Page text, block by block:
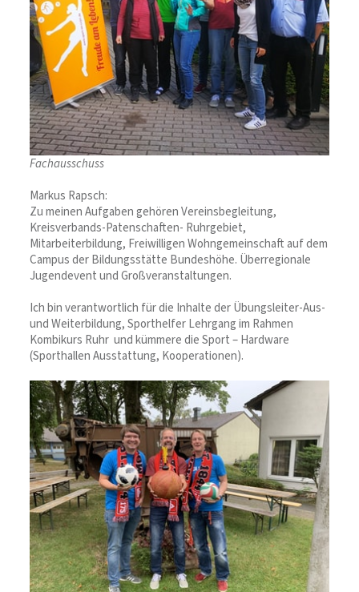
Fachausschuss
Markus Rapsch:
Zu meinen Aufgaben gehören Vereinsbegleitung,
Kreisverbands-Patenschaften- Ruhrgebiet,
Mitarbeiterbildung, Freiwilligen Wohngemeinschaft auf dem
Campus der Bildungsstätte Bundeshöhe. Überregionale
Jugendevent und Großveranstaltungen.
Ich bin verantwortlich für die Inhalte der Übungsleiter-Aus-
und Weiterbildung, Sporthelfer Lehrgang im Rahmen
Kombikurs Ruhr und kümmere die Sport – Hardware
(Sporthallen Ausstattung, Kooperationen).